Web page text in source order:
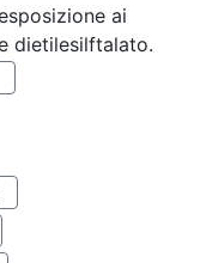
ai
dietilesilftalato.